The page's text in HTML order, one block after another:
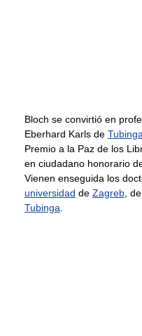
Bloch se convirtió en
Eberhard Karls de Tubinga
Premio a la Paz de los
en ciudadano honorario
Vienen enseguida los
universidad de Zagreb ,
Tubinga